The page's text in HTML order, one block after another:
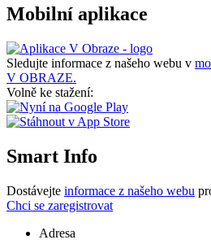
Mobilní aplikace
Sledujte informace z našeho webu v
V OBRAZE.
Volně ke stažení:
Smart Info
Dostávejte informace z našeho webu
Chci se zaregistrovat
Adresa